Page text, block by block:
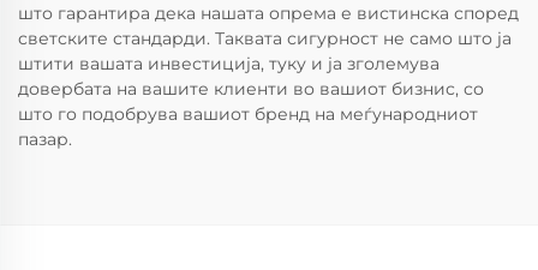
што гарантира дека нашата опрема е вистинска според
светските стандарди. Таквата сигурност не само што ја
штити вашата инвестиција, туку и ја зголемува
довербата на вашите клиенти во вашиот бизнис, со
што го подобрува вашиот бренд на меѓународниот
пазар.